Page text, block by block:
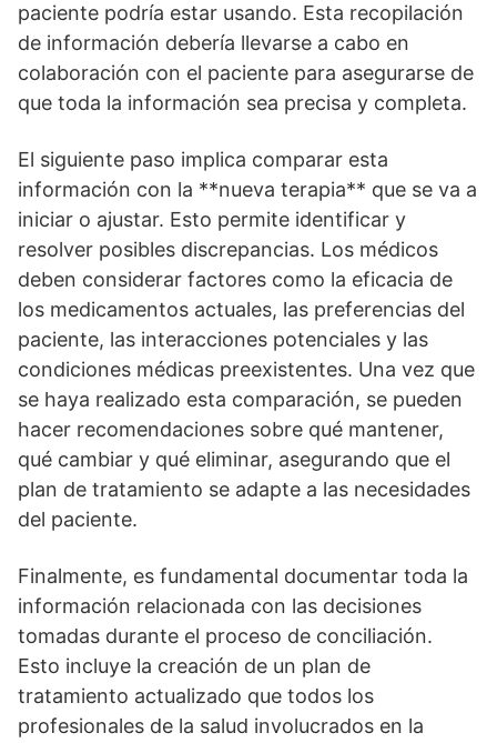
paciente podrí­a estar usando. Esta recopilación
de información deberí­a llevarse a cabo en
colaboración con el paciente para asegurarse de
que toda la información sea precisa y completa.
El siguiente paso implica comparar esta
información con la **nueva terapia** que se va a
iniciar o ajustar. Esto permite identificar y
resolver posibles discrepancias. Los médicos
deben considerar factores como la eficacia de
los medicamentos actuales, las preferencias del
paciente, las interacciones potenciales y las
condiciones médicas preexistentes. Una vez que
se haya realizado esta comparación, se pueden
hacer recomendaciones sobre qué mantener,
qué cambiar y qué eliminar, asegurando que el
plan de tratamiento se adapte a las necesidades
del paciente.
Finalmente, es fundamental documentar toda la
información relacionada con las decisiones
tomadas durante el proceso de conciliación.
Esto incluye la creación de un plan de
tratamiento actualizado que todos los
profesionales de la salud involucrados en la